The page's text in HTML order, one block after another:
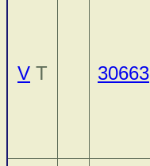
V T 30663